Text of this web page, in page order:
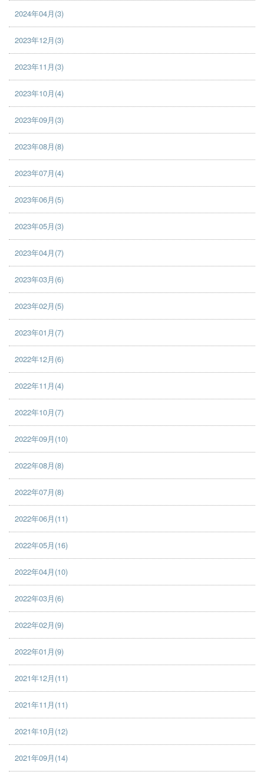
2024年04月(3)
2023年12月(3)
2023年11月(3)
2023年10月(4)
2023年09月(3)
2023年08月(8)
2023年07月(4)
2023年06月(5)
2023年05月(3)
2023年04月(7)
2023年03月(6)
2023年02月(5)
2023年01月(7)
2022年12月(6)
2022年11月(4)
2022年10月(7)
2022年09月(10)
2022年08月(8)
2022年07月(8)
2022年06月(11)
2022年05月(16)
2022年04月(10)
2022年03月(6)
2022年02月(9)
2022年01月(9)
2021年12月(11)
2021年11月(11)
2021年10月(12)
2021年09月(14)